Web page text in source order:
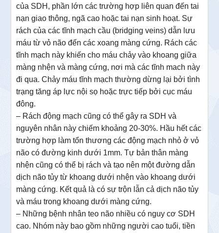
của SDH, phần lớn các trường hợp liên quan đến tai
nạn giao thông, ngã cao hoặc tai nạn sinh hoạt. Sự
rách của các tĩnh mạch cầu (bridging veins) dẫn lưu
máu từ vỏ não đến các xoang màng cứng. Rách các
tĩnh mạch này khiến cho máu chảy vào khoang giữa
màng nhện và màng cứng, nơi mà các tĩnh mach này
đi qua. Chảy máu tĩnh mạch thường dừng lại bởi tình
trạng tăng áp lực nội sọ hoặc trực tiếp bởi cục máu
đông.
– Rách động mạch cũng có thể gây ra SDH và
nguyên nhân này chiếm khoảng 20-30%. Hầu hết các
trường hợp làm tổn thương các động mạch nhỏ ở vỏ
não có đường kinh dưới 1mm. Tự bản thân màng
nhện cũng có thể bị rách và tạo nên một đường dẫn
dịch não tủy từ khoang dưới nhện vào khoang dưới
màng cứng. Kết quả là có sự trộn lẫn cả dịch não tủy
và máu trong khoang dưới màng cứng.
– Những bệnh nhân teo não nhiều có nguy cơ SDH
cao. Nhóm này bao gồm những người cao tuổi, tiền